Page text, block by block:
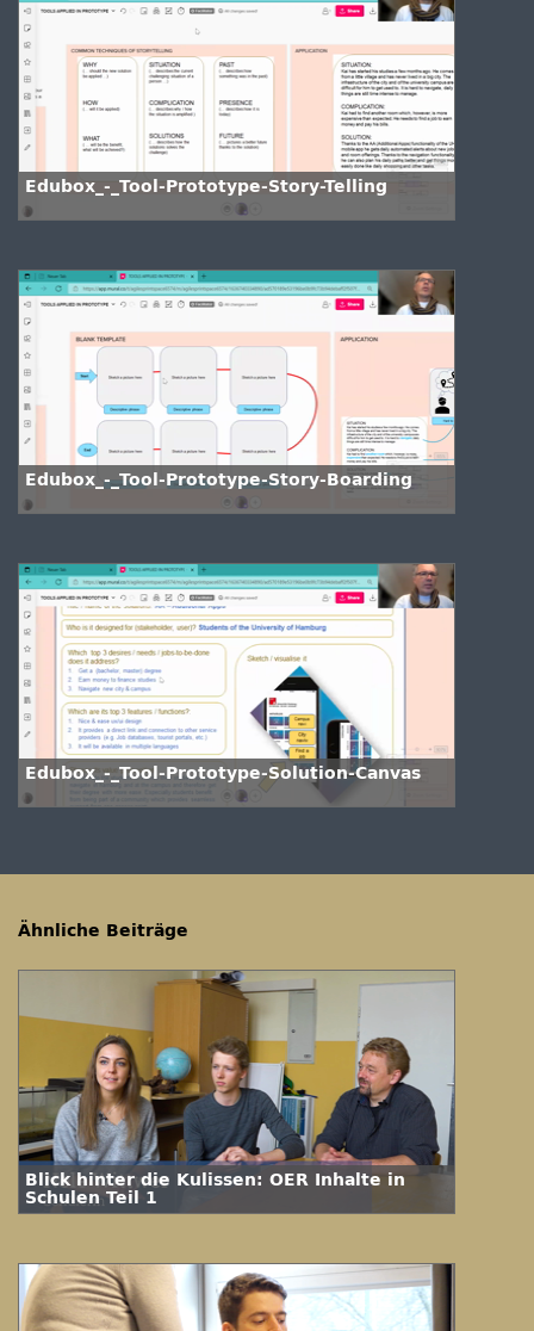
Edubox_-_Tool-Prototype-Story-Telling
Edubox_-_Tool-Prototype-Story-Boarding
Edubox_-_Tool-Prototype-Solution-Canvas
Ähnliche Beiträge
Blick hinter die Kulissen: OER Inhalte in
Schulen Teil 1